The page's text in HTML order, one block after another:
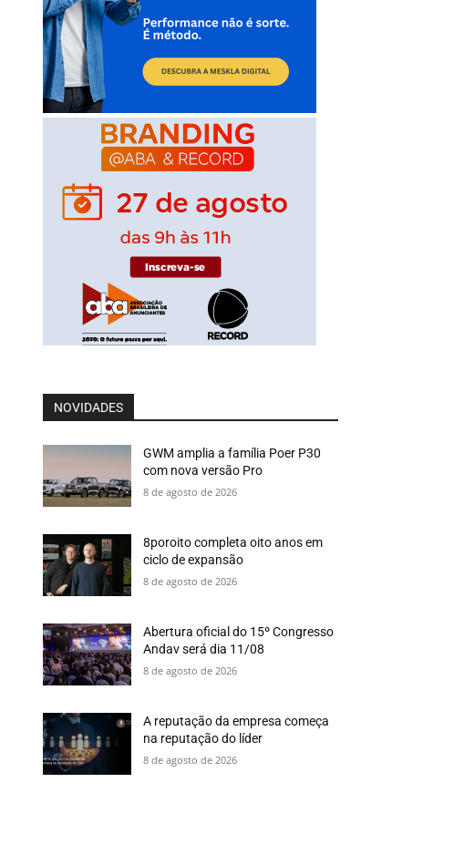
NOVIDADES
GWM amplia a família Poer P30
com nova versão Pro
8 de agosto de 2026
8poroito completa oito anos em
ciclo de expansão
8 de agosto de 2026
Abertura oficial do 15º Congresso
Andav será dia 11/08
8 de agosto de 2026
A reputação da empresa começa
na reputação do líder
8 de agosto de 2026